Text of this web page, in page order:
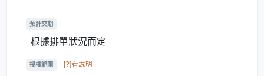
預計交期
根據排單狀況而定
授權範圍 [?]看說明